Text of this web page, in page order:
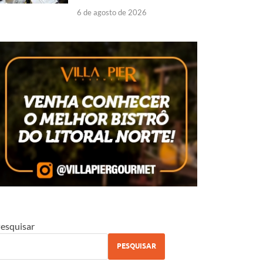
6 de agosto de 2026
PESQUISAR